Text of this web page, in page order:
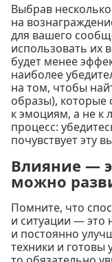
Выбрав
на
для вашего
использовать их
будет менее
наиболее
на том, чтобы
образы), которые
к эмоциям, а не к
процесс:
почувствует эту
Влияние —
можно
Помните, что
и ситуации — это
и постоянно
техники и готовы